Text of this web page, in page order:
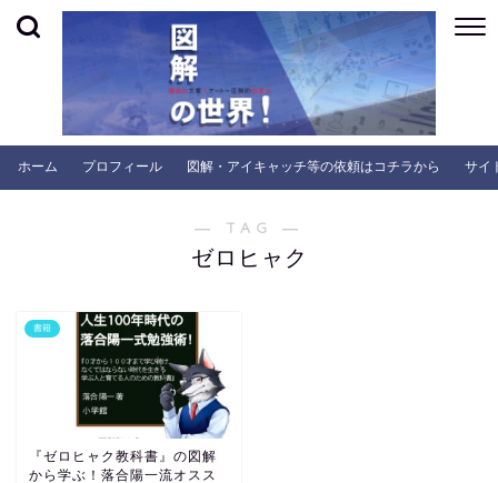
ホーム プロフィール 図解・アイキャッチ等の依頼はコチラから サイ
― TAG ―
ゼロヒャク
書籍
『ゼロヒャク教科書』の図解
から学ぶ！落合陽一流オスス